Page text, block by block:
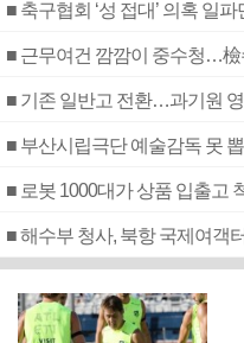
■ 근무여건 깜깜이 중수청…檢
■ 기존 일반고 전환…과기원
■ 부산시립극단 예술감독 못
■ 로봇 1000대가 상품 입출고
■ 해수부 청사, 북항 국제여객